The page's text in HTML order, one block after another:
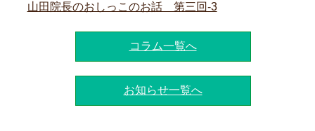
山田院長のおしっこのお話 第三回-3
コラム一覧へ
お知らせ一覧へ